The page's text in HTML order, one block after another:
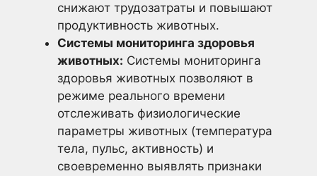
снижают трудозатраты и повышают
продуктивность животных.
Системы мониторинга здоровья
животных: Системы мониторинга
здоровья животных позволяют в
режиме реального времени
отслеживать физиологические
параметры животных (температура
тела, пульс, активность) и
своевременно выявлять признаки